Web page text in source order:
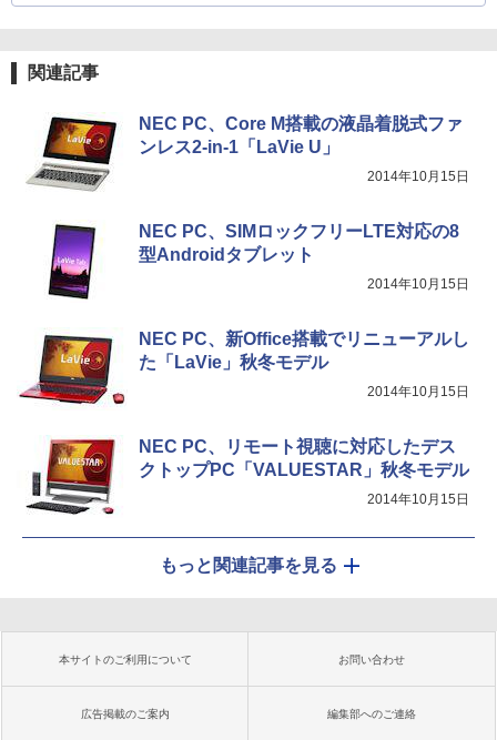
関連記事
NEC PC、Core M搭載の液晶着脱式ファ
ンレス2-in-1「LaVie U」
2014年10月15日
NEC PC、SIMロックフリーLTE対応の8
型Androidタブレット
2014年10月15日
NEC PC、新Office搭載でリニューアルし
た「LaVie」秋冬モデル
2014年10月15日
NEC PC、リモート視聴に対応したデス
クトップPC「VALUESTAR」秋冬モデル
2014年10月15日
もっと関連記事を見る
本サイトのご利用について お問い合わせ
広告掲載のご案内 編集部へのご連絡